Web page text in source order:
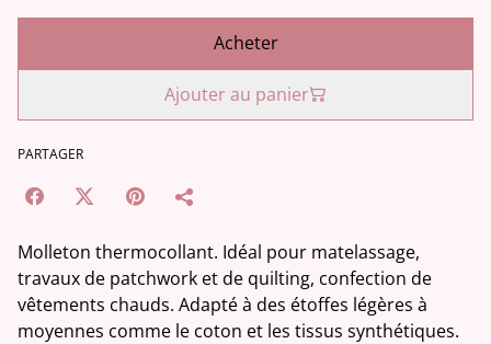
Acheter
Ajouter au panier
PARTAGER
Molleton thermocollant. Idéal pour matelassage,
travaux de patchwork et de quilting, confection de
vêtements chauds. Adapté à des étoffes légères à
moyennes comme le coton et les tissus synthétiques.